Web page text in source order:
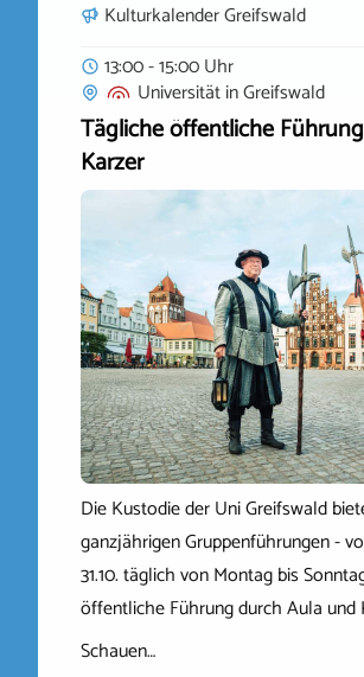
Kulturkalender Greifswald
13:00 - 15:00 Uhr
UniversitätinGreifswald
Tägliche öffentliche
Karzer
Die Kustodie der Uni Greifswald
ganzjährigen Gruppenführungen -
31.10. täglich von Montag bis
öffentliche Führung durch Aula und
Schauen…